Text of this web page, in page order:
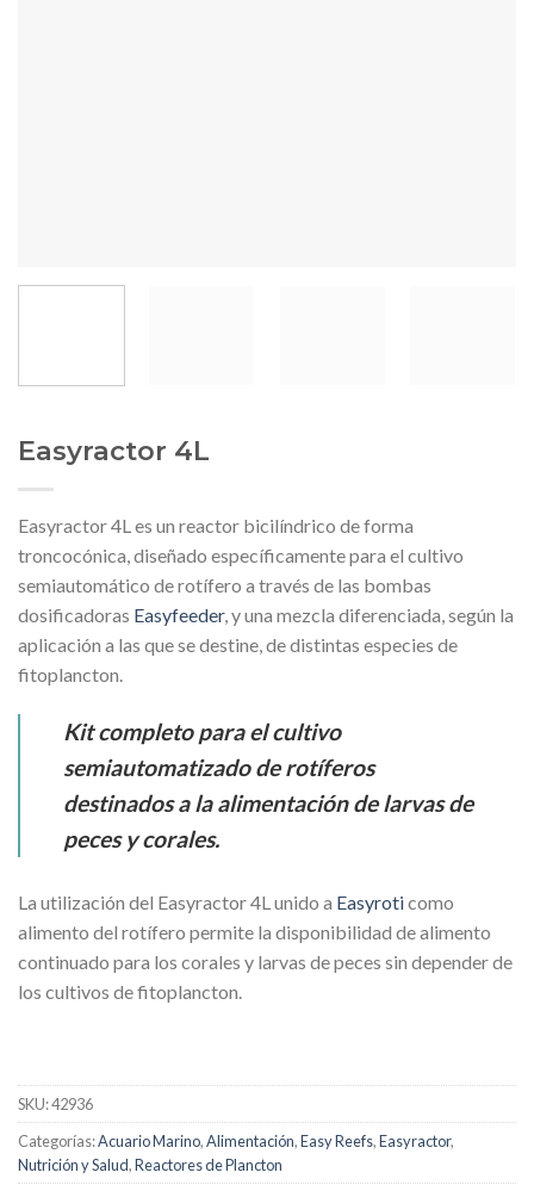
Easyractor 4L
Easyractor 4L es un reactor bicilíndrico de forma
troncocónica, diseñado específicamente para el cultivo
semiautomático de rotífero a través de las bombas
dosificadoras Easyfeeder, y una mezcla diferenciada, según la
aplicación a las que se destine, de distintas especies de
fitoplancton.
Kit completo para el cultivo
semiautomatizado de rotíferos
destinados a la alimentación de larvas de
peces y corales.
La utilización del Easyractor 4L unido a Easyroticomo
alimento del rotífero permite la disponibilidad de alimento
continuado para los corales y larvas de peces sin depender de
los cultivos de fitoplancton.
SKU:42936
Categorías:Acuario Marino,Alimentación,Easy Reefs,Easyractor,
Nutrición y Salud,Reactores de Plancton